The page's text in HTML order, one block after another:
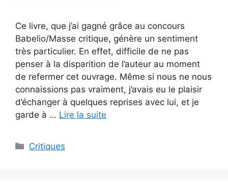
Ce livre, que j’ai gagné grâce au concours
Babelio/Masse critique, génère un sentiment
très particulier. En effet, difficile de ne pas
penser à la disparition de l’auteur au moment
de refermer cet ouvrage. Même si nous ne nous
connaissions pas vraiment, j’avais eu le plaisir
d’échanger à quelques reprises avec lui, et je
garde à … Lire la suite
Critiques